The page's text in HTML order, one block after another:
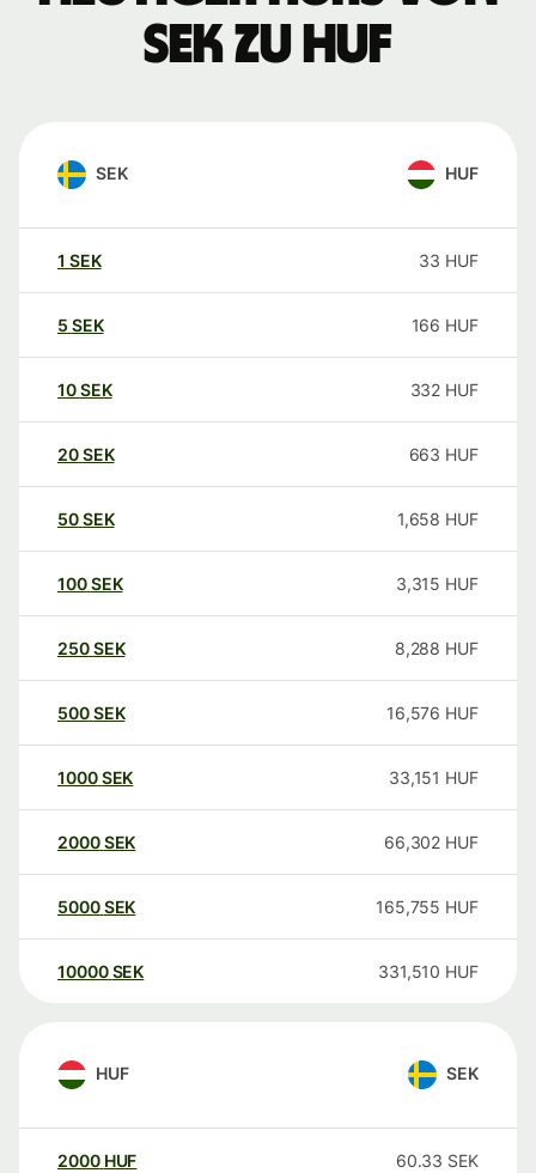
SEK zu HUF
SEK HUF
1 SEK 33 HUF
5 SEK 166 HUF
10SEK 332 HUF
20SEK 663 HUF
50SEK 1,658 HUF
100SEK 3,315 HUF
250SEK 8,288 HUF
500SEK 16,576 HUF
1000SEK 33,151 HUF
2000SEK 66,302 HUF
5000SEK 165,755 HUF
10000 SEK 331,510 HUF
HUF SEK
2000 HUF 60.33 SEK